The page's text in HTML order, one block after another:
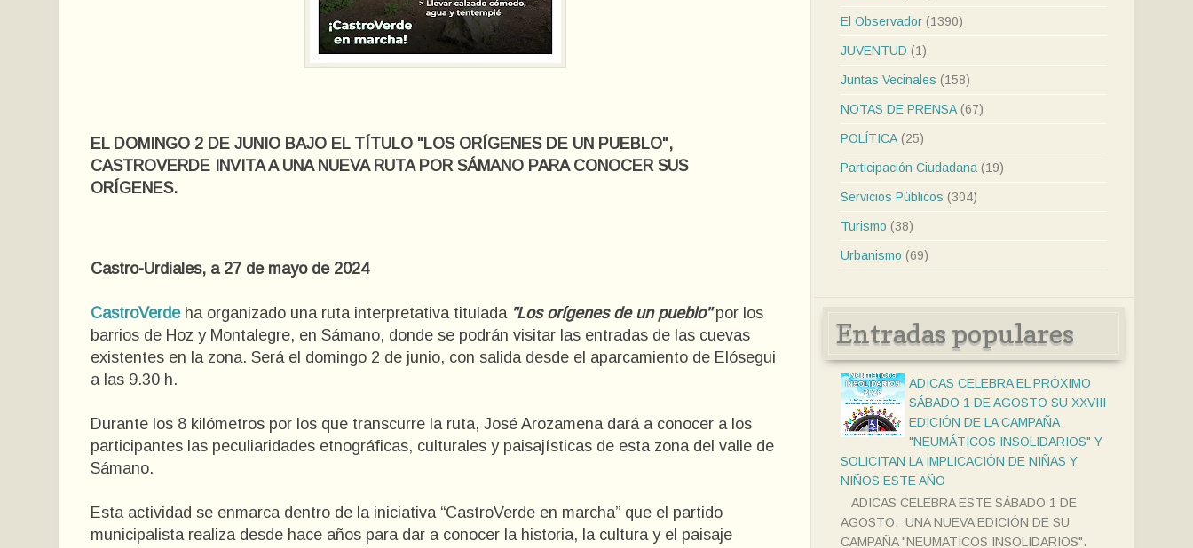
EL DOMINGO 2 DE JUNIO BAJO EL TÍTULO "LOS ORÍGENES DE UN PUEBLO",
CASTROVERDE INVITA A UNA NUEVA RUTA POR SÁMANO PARA CONOCER SUS
ORÍGENES.
Castro-Urdiales, a 27 de mayo de 2024
CastroVerdeha organizado una ruta interpretativa titulada "Los orígenes de un pueblo"por los
barrios de Hoz y Montalegre, en Sámano, donde se podrán visitar las entradas de las cuevas
existentes en la zona. Será el domingo 2 de junio, con salida desde el aparcamiento de Elósegui
a las 9.30 h.
Durante los 8 kilómetros por los que transcurre la ruta, José Arozamena dará a conocer a los
participantes las peculiaridades etnográficas, culturales y paisajísticas de esta zona del valle de
Sámano.
Esta actividad se enmarca dentro de la iniciativa “CastroVerde en marcha” que el partido
municipalista realiza desde hace años para dar a conocer la historia, la cultura y el paisaje
El Observador (1390)
JUVENTUD (1)
Juntas Vecinales (158)
NOTAS DE PRENSA (67)
POLÍTICA (25)
Participación Ciudadana (19)
Servicios Públicos (304)
Turismo (38)
Urbanismo (69)
Entradas populares
ADICAS CELEBRA EL PRÓXIMO
SÁBADO 1 DE AGOSTO SU XXVIII
EDICIÓN DE LA CAMPAÑA
"NEUMÁTICOS INSOLIDARIOS" Y
SOLICITAN LA IMPLICACIÓN DE NIÑAS Y
NIÑOS ESTE AÑO
ADICAS CELEBRA ESTE SÁBADO 1 DE
AGOSTO, UNA NUEVA EDICIÓN DE SU
CAMPAÑA "NEUMATICOS INSOLIDARIOS".